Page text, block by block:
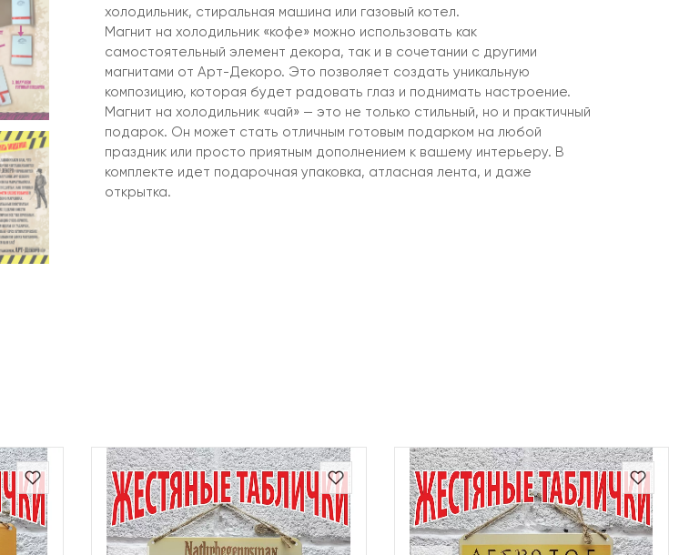
холодильник, стиральная машина или газовый котел.
Магнит на холодильник «кофе» можно использовать как
самостоятельный элемент декора, так и в сочетании с другими
магнитами от Арт-Декоро. Это позволяет создать уникальную
композицию, которая будет радовать глаз и поднимать настроение.
Магнит на холодильник «чай» — это не только стильный, но и практичный
подарок. Он может стать отличным готовым подарком на любой
праздник или просто приятным дополнением к вашему интерьеру. В
комплекте идет подарочная упаковка, атласная лента, и даже
открытка.